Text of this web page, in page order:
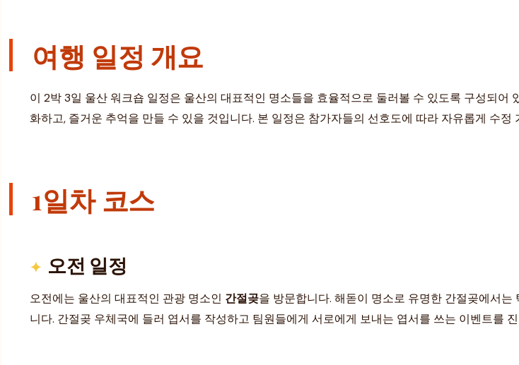
여행 일정 개요
이 2박 3일 울산 워크숍 일정은 울산의 대표적인 명소들을 효율적으로 둘러볼 수 있도록 구성되
화하고, 즐거운 추억을 만들 수 있을 것입니다. 본 일정은 참가자들의 선호도에 따라 자유롭게 수
1일차 코스
오전 일정
오전에는 울산의 대표적인 관광 명소인 간절곶을 방문합니다. 해돋이 명소로 유명한 간절곶에서
니다. 간절곶 우체국에 들러 엽서를 작성하고 팀원들에게 서로에게 보내는 엽서를 쓰는 이벤트를